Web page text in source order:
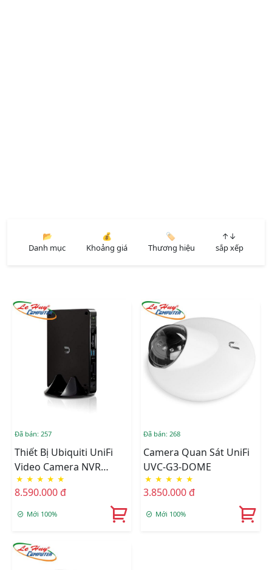
📂
Danh mục
💰
Khoảng giá
🏷️
Thương hiệu
↑↓
sắp xếp
Đã bán: 257
Thiết Bị Ubiquiti UniFi
Video Camera NVR
(UniFi NVR)
★ ★ ★ ★ ★
8.590.000 đ
Mới 100%
Đã bán: 268
Camera Quan Sát UniFi
UVC-G3-DOME
★ ★ ★ ★ ★
3.850.000 đ
Mới 100%